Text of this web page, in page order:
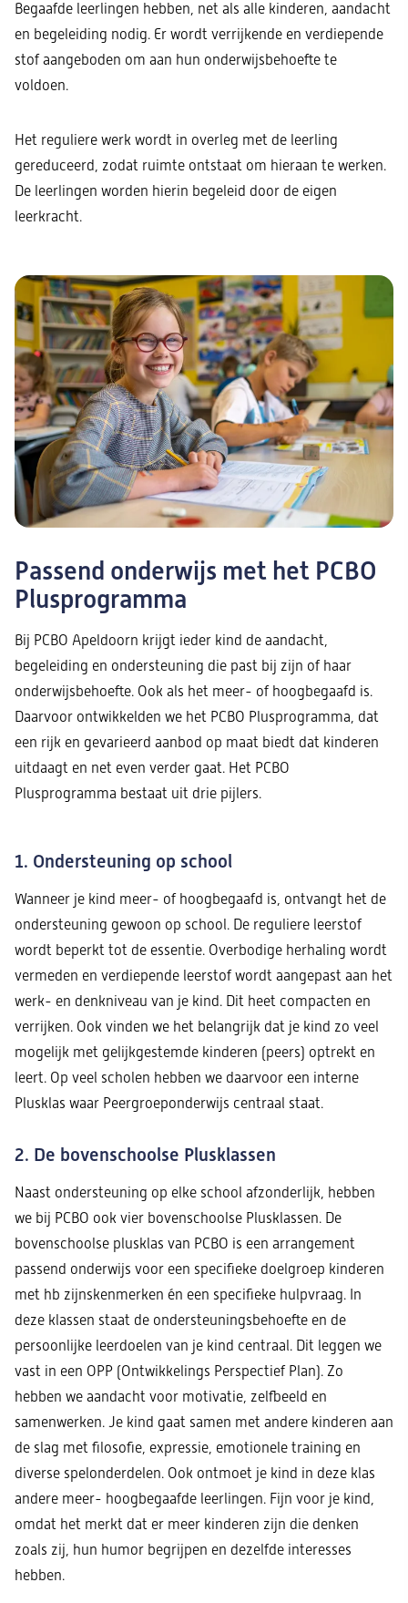
Begaafde leerlingen hebben, net als alle kinderen, aandacht
en begeleiding nodig. Er wordt verrijkende en verdiepende
stof aangeboden om aan hun onderwijsbehoefte te
voldoen.
Het reguliere werk wordt in overleg met de leerling
gereduceerd, zodat ruimte ontstaat om hieraan te werken.
De leerlingen worden hierin begeleid door de eigen
leerkracht.
Passend onderwijs met het PCBO
Plusprogramma
Bij PCBO Apeldoorn krijgt ieder kind de aandacht,
begeleiding en ondersteuning die past bij zijn of haar
onderwijsbehoefte. Ook als het meer- of hoogbegaafd is.
Daarvoor ontwikkelden we het PCBO Plusprogramma, dat
een rijk en gevarieerd aanbod op maat biedt dat kinderen
uitdaagt en net even verder gaat. Het PCBO
Plusprogramma bestaat uit drie pijlers.
1. Ondersteuning op school
Wanneer je kind meer- of hoogbegaafd is, ontvangt het de
ondersteuning gewoon op school. De reguliere leerstof
wordt beperkt tot de essentie. Overbodige herhaling wordt
vermeden en verdiepende leerstof wordt aangepast aan het
werk- en denkniveau van je kind. Dit heet compacten en
verrijken. Ook vinden we het belangrijk dat je kind zo veel
mogelijk met gelijkgestemde kinderen (peers) optrekt en
leert. Op veel scholen hebben we daarvoor een interne
Plusklas waar Peergroeponderwijs centraal staat.
2. De bovenschoolse Plusklassen
Naast ondersteuning op elke school afzonderlijk, hebben
we bij PCBO ook vier bovenschoolse Plusklassen. De
bovenschoolse plusklas van PCBO is een arrangement
passend onderwijs voor een specifieke doelgroep kinderen
met hb zijnskenmerken én een specifieke hulpvraag. In
deze klassen staat de ondersteuningsbehoefte en de
persoonlijke leerdoelen van je kind centraal. Dit leggen we
vast in een OPP (Ontwikkelings Perspectief Plan). Zo
hebben we aandacht voor motivatie, zelfbeeld en
samenwerken. Je kind gaat samen met andere kinderen aan
de slag met filosofie, expressie, emotionele training en
diverse spelonderdelen. Ook ontmoet je kind in deze klas
andere meer- hoogbegaafde leerlingen. Fijn voor je kind,
omdat het merkt dat er meer kinderen zijn die denken
zoals zij, hun humor begrijpen en dezelfde interesses
hebben.